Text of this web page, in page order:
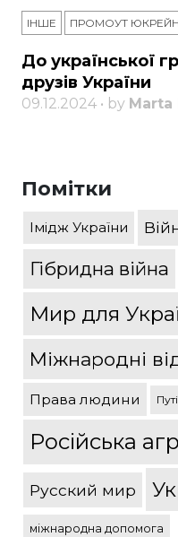
ІНШЕ ПРОМОУТ ЮКРЕЙН
До української
друзів України
09.12.2024 • by Marta
Помітки
Імідж України
Гібридна війна
Мир для
Міжнародні
Права людини
Російська
Русский мир
міжнародна допомога